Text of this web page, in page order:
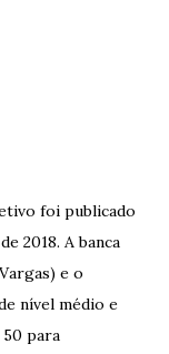
foi publicado
2018. A banca
e o
nível médio e
50 para